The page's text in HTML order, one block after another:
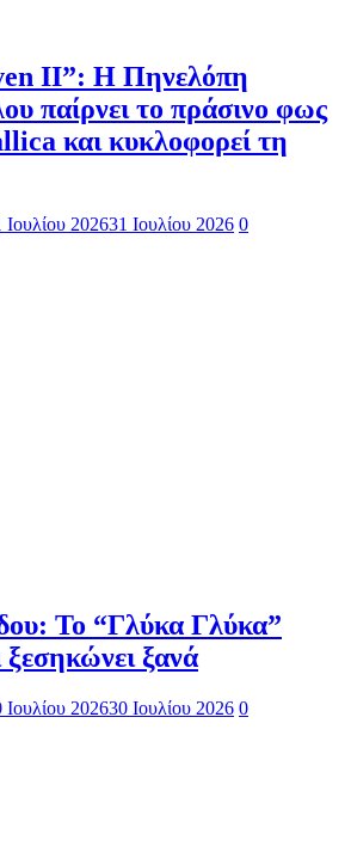
II”: Η Πηνελόπη
παίρνει το πράσινο φως
και κυκλοφορεί τη
Ιουλίου 202631 Ιουλίου 2026 0
Το “Γλύκα Γλύκα”
ξεσηκώνει ξανά
Ιουλίου 202630 Ιουλίου 2026 0